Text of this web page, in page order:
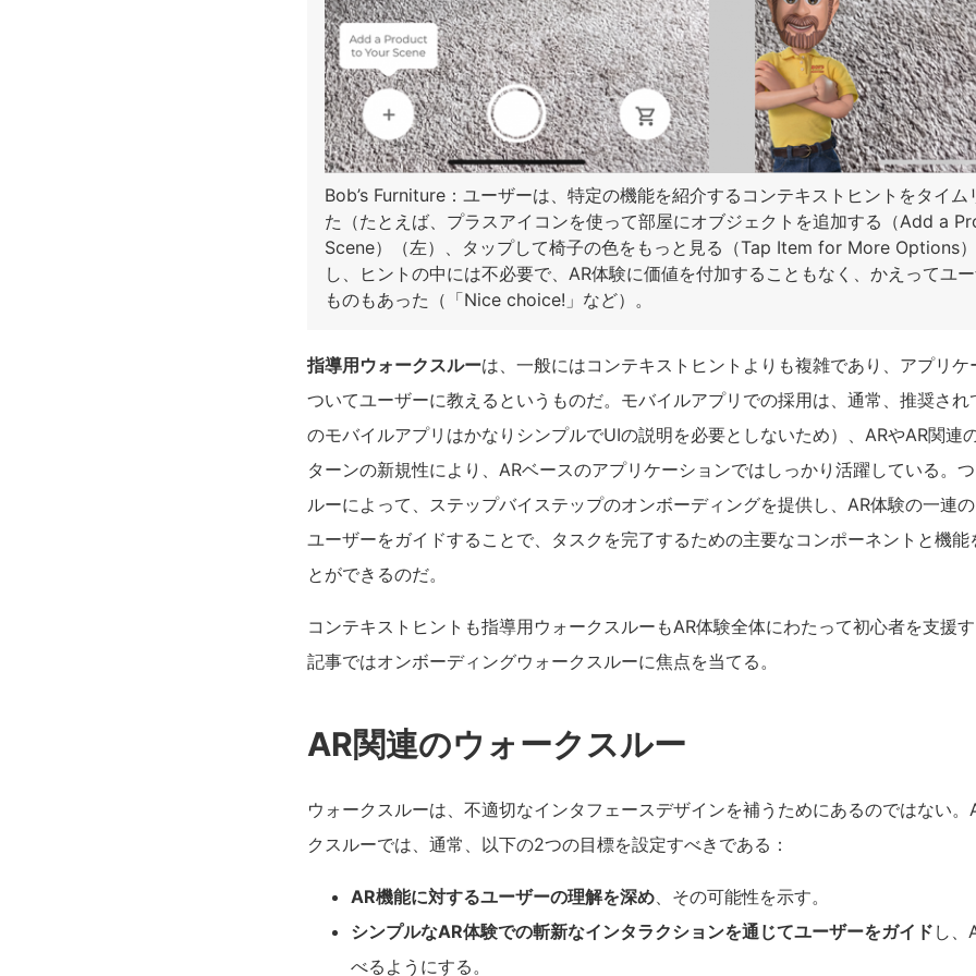
Bob’s Furniture：ユーザーは、特定の機能を紹介するコンテキストヒントをタイ
た（たとえば、プラスアイコンを使って部屋にオブジェクトを追加する（Add a
Scene）（左）、タップして椅子の色をもっと見る（Tap Item for More Options
し、ヒントの中には不必要で、AR体験に価値を付加することもなく、かえってユ
ものもあった（「Nice choice!」など）。
指導用ウォークスルーは、一般にはコンテキストヒントよりも複雑であり、アプリ
ついてユーザーに教えるというものだ。モバイルアプリでの採用は、通常、推奨さ
のモバイルアプリはかなりシンプルでUIの説明を必要としないため）、ARやAR関連
ターンの新規性により、ARベースのアプリケーションではしっかり活躍している。
ルーによって、ステップバイステップのオンボーディングを提供し、AR体験の一連
ユーザーをガイドすることで、タスクを完了するための主要なコンポーネントと機
とができるのだ。
コンテキストヒントも指導用ウォークスルーもAR体験全体にわたって初心者を支援
記事ではオンボーディングウォークスルーに焦点を当てる。
AR関連のウォークスルー
ウォークスルーは、不適切なインタフェースデザインを補うためにあるのではない
クスルーでは、通常、以下の2つの目標を設定すべきである：
AR機能に対するユーザーの理解を深め、その可能性を示す。
シンプルなAR体験での斬新なインタラクションを通じてユーザーをガイド し、
べるようにする。